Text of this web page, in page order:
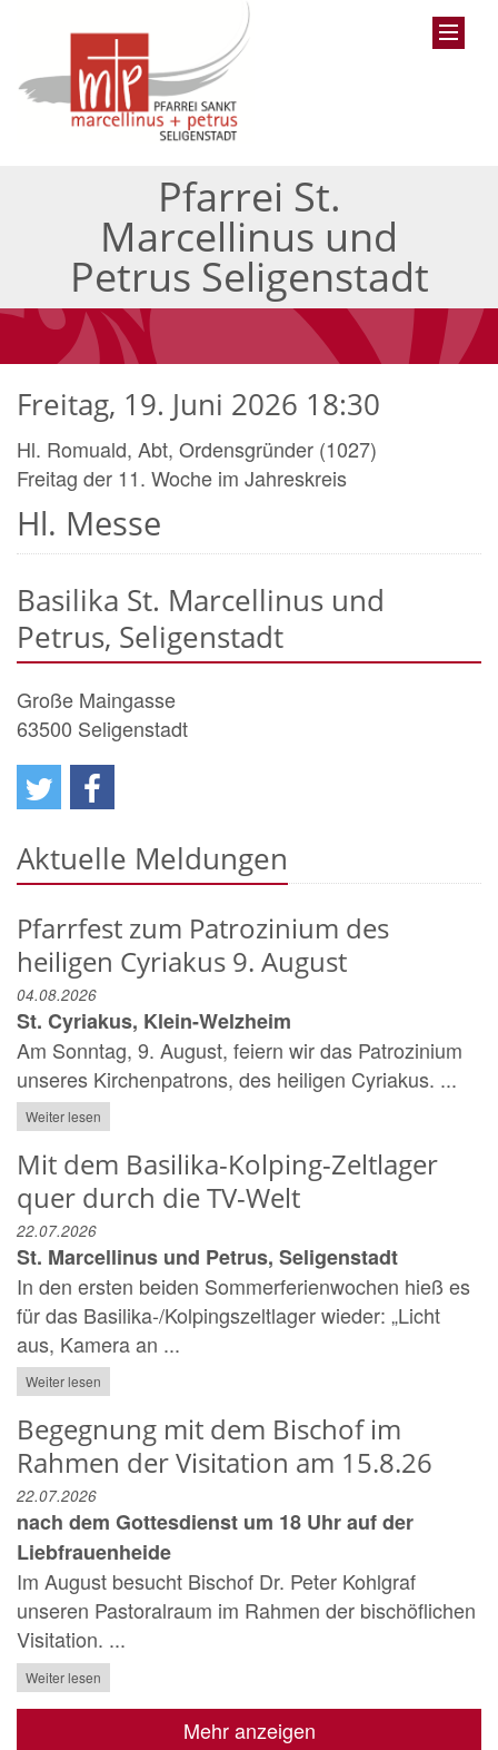
Pfarrei St.
Marcellinus und
Petrus Seligenstadt
Hl. Messe
Freitag, 19. Juni 2026 18:30
Hl. Romuald, Abt, Ordensgründer (1027)
Freitag der 11. Woche im Jahreskreis
Basilika St. Marcellinus und
Petrus, Seligenstadt
Große Maingasse
63500 Seligenstadt
Aktuelle Meldungen
Pfarrfest zum Patrozinium des
heiligen Cyriakus 9. August
04.08.2026
St. Cyriakus, Klein-Welzheim
Am Sonntag, 9. August, feiern wir das Patrozinium
unseres Kirchenpatrons, des heiligen Cyriakus. ...
Weiter lesen
Mit dem Basilika-Kolping-Zeltlager
quer durch die TV-Welt
22.07.2026
St. Marcellinus und Petrus, Seligenstadt
In den ersten beiden Sommerferienwochen hieß es
für das Basilika-/Kolpingszeltlager wieder: „Licht
aus, Kamera an ...
Weiter lesen
Begegnung mit dem Bischof im
Rahmen der Visitation am 15.8.26
22.07.2026
nach dem Gottesdienst um 18 Uhr auf der
Liebfrauenheide
Im August besucht Bischof Dr. Peter Kohlgraf
unseren Pastoralraum im Rahmen der bischöflichen
Visitation. ...
Weiter lesen
Mehr anzeigen